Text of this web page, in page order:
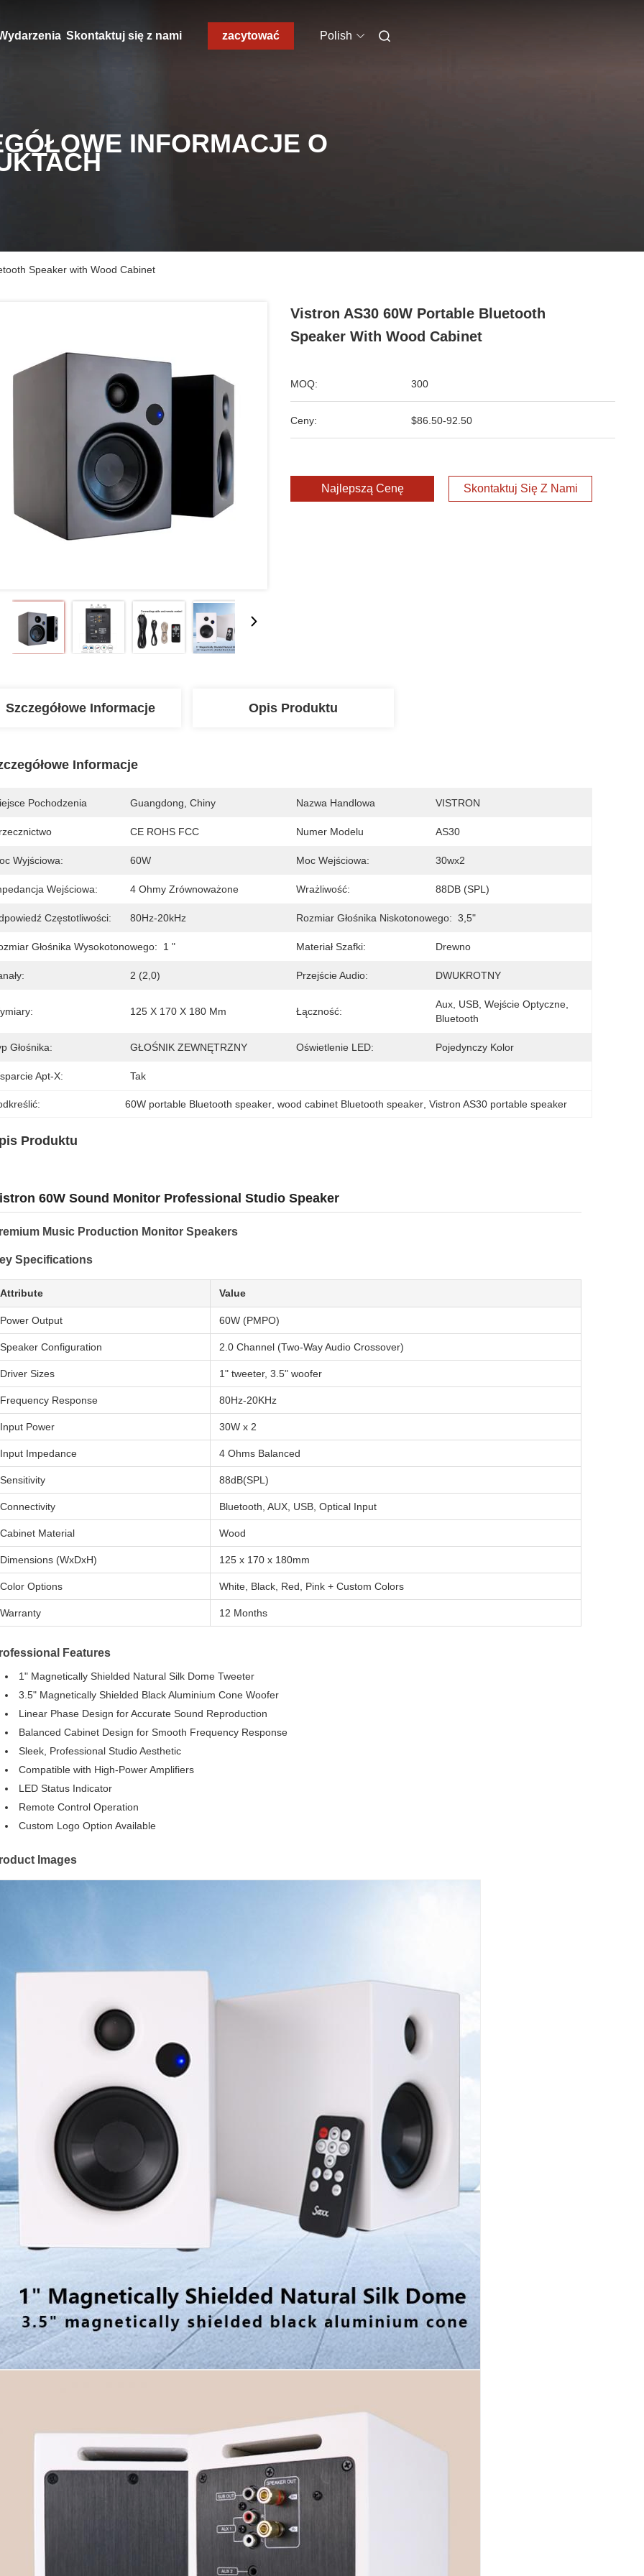
Skontaktuj się z nami zacytować Polish
INFORMACJE O
Speaker with Wood Cabinet
Vistron AS30 60W Portable Bluetooth
Speaker With Wood Cabinet
MOQ: 300
Ceny: $86.50-92.50
Najlepszą Cenę Skontaktuj Się Z Nami
Szczegółowe Informacje Opis Produktu
Informacje
Pochodzenia Guangdong, Chiny Nazwa Handlowa VISTRON
CE ROHS FCC Numer Modelu AS30
Wyjściowa: 60W Moc Wejściowa: 30wx2
Wejściowa: 4 Ohmy Zrównoważone Wrażliwość: 88DB (SPL)
Częstotliwości: 80Hz-20kHz Rozmiar Głośnika Niskotonowego: 3,5"
Głośnika Wysokotonowego: 1 " Materiał Szafki: Drewno
2 (2,0) Przejście Audio: DWUKROTNY
125 X 170 X 180 Mm Łączność:
Aux, USB, Wejście Optyczne,
Bluetooth
Głośnika: GŁOŚNIK ZEWNĘTRZNY Oświetlenie LED: Pojedynczy Kolor
Apt-X: Tak
60W portable Bluetooth speaker , wood cabinet Bluetooth speaker , Vistron AS30 portable speaker
Produktu
60W Sound Monitor Professional Studio Speaker
Music Production Monitor Speakers
Specifications
Attribute Value
Power Output 60W (PMPO)
Speaker Configuration 2.0 Channel (Two-Way Audio Crossover)
Driver Sizes 1" tweeter, 3.5" woofer
Frequency Response 80Hz-20KHz
Input Power 30W x 2
Input Impedance 4 Ohms Balanced
Sensitivity 88dB(SPL)
Connectivity Bluetooth, AUX, USB, Optical Input
Cabinet Material Wood
Dimensions (WxDxH) 125 x 170 x 180mm
Color Options White, Black, Red, Pink + Custom Colors
Warranty 12 Months
Features
1" Magnetically Shielded Natural Silk Dome Tweeter
3.5" Magnetically Shielded Black Aluminium Cone Woofer
Linear Phase Design for Accurate Sound Reproduction
Balanced Cabinet Design for Smooth Frequency Response
Sleek, Professional Studio Aesthetic
Compatible with High-Power Amplifiers
LED Status Indicator
Remote Control Operation
Custom Logo Option Available
Images